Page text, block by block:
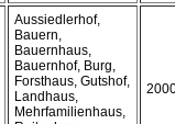
Aussiedlerhof,
Bauern,
Bauernhaus,
Bauernhof, Burg,
Forsthaus, Gutshof,
Landhaus,
Mehrfamilienhaus,